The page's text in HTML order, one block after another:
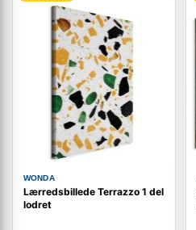
WONDA
Lærredsbillede Terrazzo 1 del
lodret